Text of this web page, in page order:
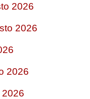
2026
2026
2026